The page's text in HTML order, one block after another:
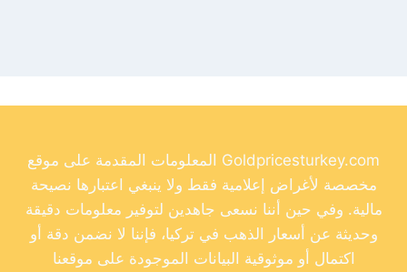
المعلومات المقدمة على موقع Goldpricesturkey.com
مخصصة لأغراض إعلامية فقط ولا ينبغي اعتبارها نصيحة
مالية. وفي حين أننا نسعى جاهدين لتوفير معلومات دقيقة
وحديثة عن أسعار الذهب في تركيا، فإننا لا نضمن دقة أو
اكتمال أو موثوقية البيانات الموجودة على موقعنا